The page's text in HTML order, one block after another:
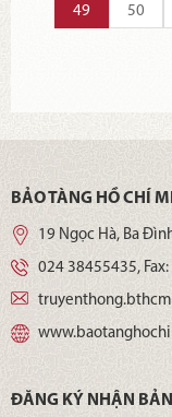
49 50
BẢO TÀNG HỒ CHÍ
19 Ngọc Hà, Ba
024 38455435, Fax:
ĐĂNG KÝ NHẬN BẢN